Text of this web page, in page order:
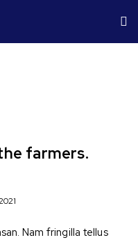
farmers.
Nam fringilla tellus